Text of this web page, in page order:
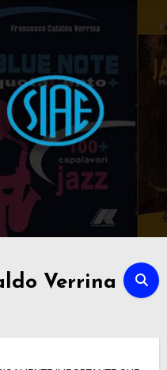
Verrina